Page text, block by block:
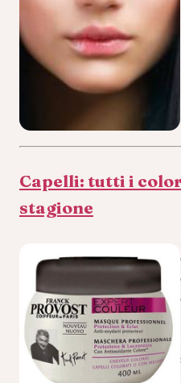
Capelli: tutti i
stagione